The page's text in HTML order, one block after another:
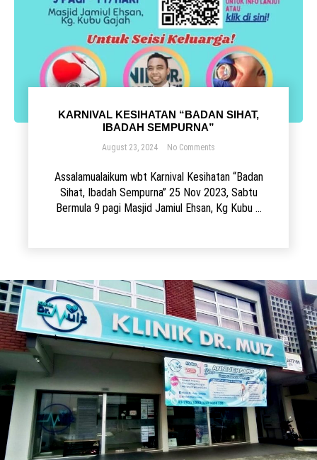
KARNIVAL KESIHATAN “BADAN SIHAT,
IBADAH SEMPURNA”
August 23, 2024 No Comments
Assalamualaikum wbt Karnival Kesihatan “Badan
Sihat, Ibadah Sempurna” 25 Nov 2023, Sabtu
Bermula 9 pagi Masjid Jamiul Ehsan, Kg Kubu ...